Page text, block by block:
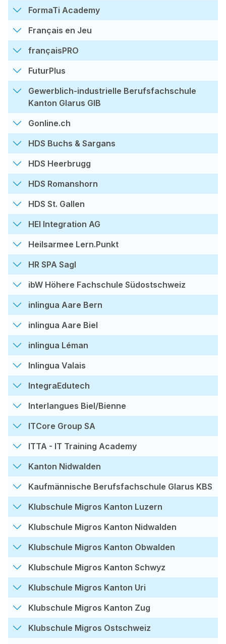
FormaTi Academy
Français en Jeu
françaisPRO
FuturPlus
Gewerblich-industrielle Berufsfachschule
Kanton Glarus GIB
Gonline.ch
HDS Buchs & Sargans
HDS Heerbrugg
HDS Romanshorn
HDS St. Gallen
HEI Integration AG
Heilsarmee Lern.Punkt
HR SPA Sagl
ibW Höhere Fachschule Südostschweiz
inlingua Aare Bern
inlingua Aare Biel
inlingua Léman
Inlingua Valais
IntegraEdutech
Interlangues Biel/Bienne
ITCore Group SA
ITTA - IT Training Academy
Kanton Nidwalden
Kaufmännische Berufsfachschule Glarus KBS
Klubschule Migros Kanton Luzern
Klubschule Migros Kanton Nidwalden
Klubschule Migros Kanton Obwalden
Klubschule Migros Kanton Schwyz
Klubschule Migros Kanton Uri
Klubschule Migros Kanton Zug
Klubschule Migros Ostschweiz